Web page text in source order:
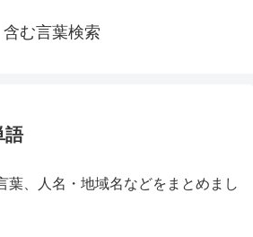
含む言葉検索
語
葉、人名・地域名などをまとめまし